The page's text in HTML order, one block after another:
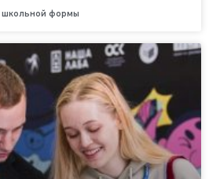
школьной формы